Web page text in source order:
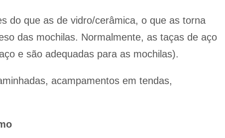
do que as de vidro/cerâmica, o que as torna
das mochilas. Normalmente, as taças de aço
e são adequadas para as mochilas).
acampamentos em tendas,